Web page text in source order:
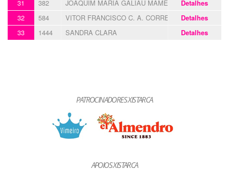
31 382 JOAQUIM MARIA GALIAU MAMEDE Detalhes
32 584 VITOR FRANCISCO C. A. CORREIA Detalhes
33 1444 SANDRA CLARA Detalhes
PATROCINADORES XISTARCA
APOIOS XISTARCA